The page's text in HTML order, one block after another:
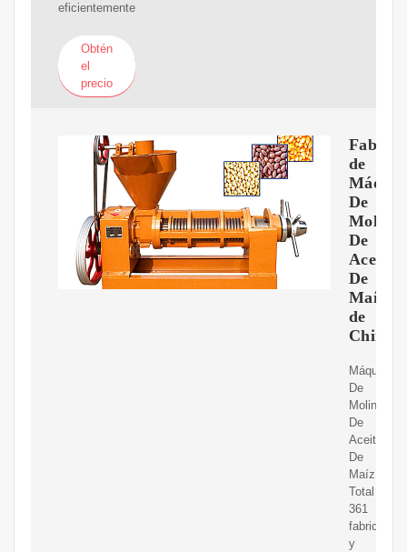
eficientemente
Obtén
el
precio
de
De
Molino
De
Aceite
De
Maíz
de
China
Máquina
De
Molino
De
Aceite
De
Maíz
Total
361
fabricantes
y